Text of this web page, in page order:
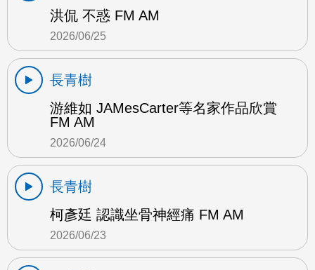
洪侃 不惑 FM AM
2026/06/25
長青樹
游維如 JAMesCarter等名家作品欣賞
FM AM
2026/06/24
長青樹
柯彥廷 認識坐骨神經痛 FM AM
2026/06/23